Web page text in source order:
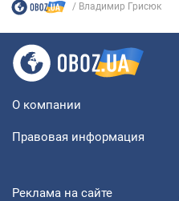
Владимир Грисюк
О компании
Правовая информация
Реклама на сайте